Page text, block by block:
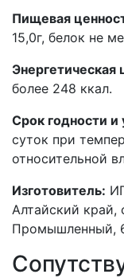
Пищевая
15,0г, белок не
Энергетическая
более 248 ккал.
Срок годности и
суток при
относительной
Изготовитель:
Алтайский край,
Промышленный,